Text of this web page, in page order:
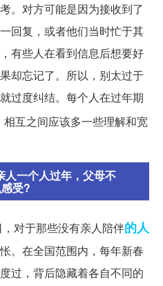
。对方可能是因为接收到了
回复，或者他们当时忙于其
有些人在看到信息后想要好
却忘记了。所以，别太过于
过度纠结。每个人在过年期
相互之间应该多一些理解和宽
人一个人过年，父母不
受?
对于那些没有亲人陪伴的人
。在全国范围内，每年新春
过，背后隐藏着各自不同的